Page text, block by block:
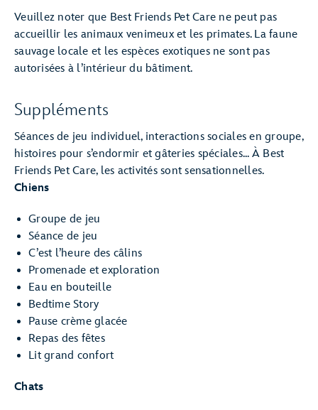
Veuillez noter que Best Friends Pet Care ne peut pas
accueillir les animaux venimeux et les primates. La faune
sauvage locale et les espèces exotiques ne sont pas
autorisées à l’intérieur du bâtiment.
Suppléments
Séances de jeu individuel, interactions sociales en groupe,
histoires pour s’endormir et gâteries spéciales... À Best
Friends Pet Care, les activités sont sensationnelles.
Chiens
Groupe de jeu
Séance de jeu
C’est l’heure des câlins
Promenade et exploration
Eau en bouteille
Bedtime Story
Pause crème glacée
Repas des fêtes
Lit grand confort
Chats